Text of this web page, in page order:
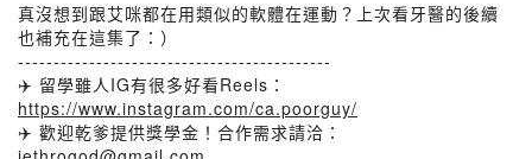
真沒想到跟艾咪都在用類似的軟體在運動？上次看牙醫的後續
也補充在這集了：）
--------------------------------------------
✈️ 留學雖人IG有很多好看Reels：
https://www.instagram.com/ca.poorguy/
✈️ 歡迎乾爹提供獎學金！合作需求請洽：